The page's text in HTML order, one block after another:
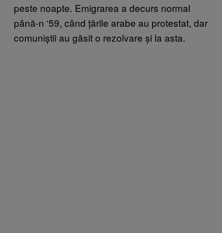
peste noapte. Emigrarea a decurs normal
până-n ‘59, când țările arabe au protestat, dar
comuniștii au găsit o rezolvare și la asta.